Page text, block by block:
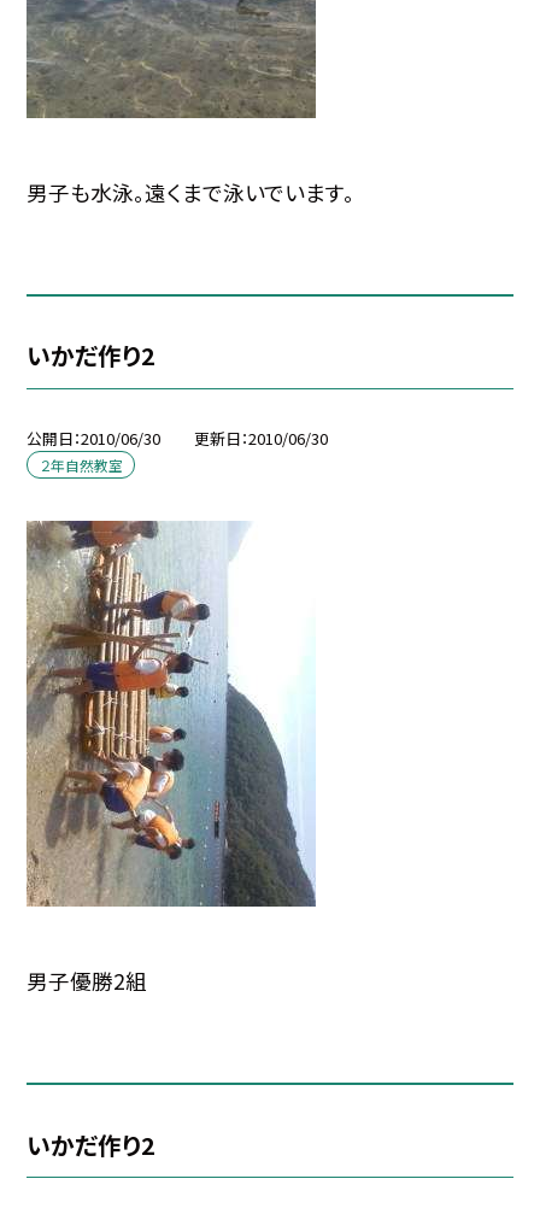
男子も水泳。遠くまで泳いでいます。
いかだ作り2
公開日 2010/06/30 更新日 2010/06/30
２年自然教室
男子優勝2組
いかだ作り2